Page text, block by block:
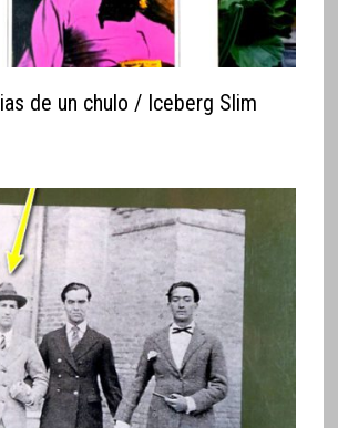
de un chulo / Iceberg Slim